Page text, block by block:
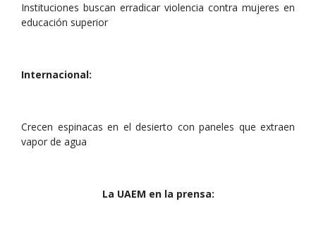
Instituciones buscan erradicar violencia contra mujeres en
educación superior
Internacional:
Crecen espinacas en el desierto con paneles que extraen
vapor de agua
La UAEM en la prensa: